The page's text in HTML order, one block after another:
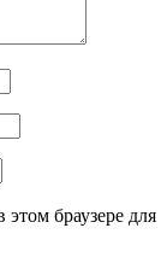
браузере для